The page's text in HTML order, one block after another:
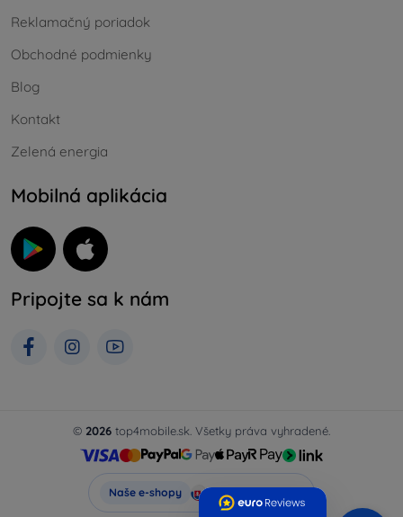
Reklamačný poriadok
Obchodné podmienky
Blog
Kontakt
Zelená energia
Mobilná aplikácia
Pripojte sa k nám
© 2026 top4mobile.sk. Všetky práva vyhradené.
Naše e-shopy Top4Mobile.sk